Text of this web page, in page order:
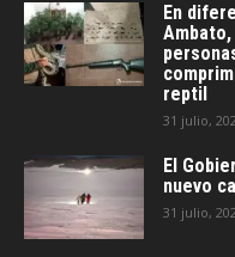
En
reptil
31 julio,
El
nuevo
31 julio,